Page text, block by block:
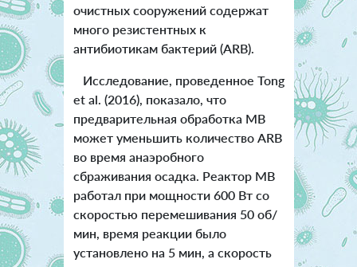
очистных сооружений содержат
много резистентных к
антибиотикам бактерий (ARB).
Исследование, проведенное Tong
et al. (2016), показало, что
предварительная обработка МВ
может уменьшить количество ARB
во время анаэробного
сбраживания осадка. Реактор МВ
работал при мощности 600 Вт со
скоростью перемешивания 50 об/
мин, время реакции было
установлено на 5 мин, а скорость